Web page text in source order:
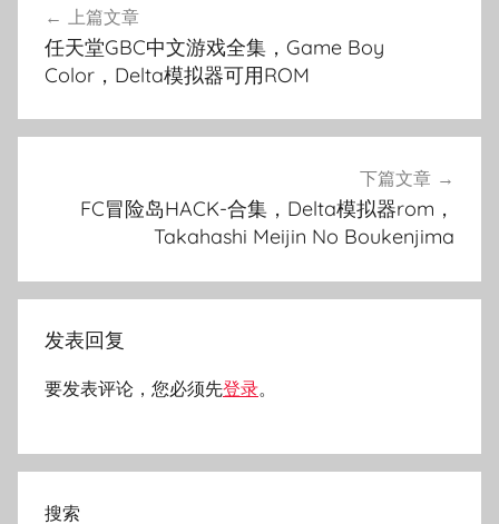
导
航
上篇文章
任天堂GBC中文游戏全集，Game Boy
Color，Delta模拟器可用ROM
下篇文章
FC冒险岛HACK-合集，Delta模拟器rom，
Takahashi Meijin No Boukenjima
发表回复
要发表评论，您必须先登录。
搜索